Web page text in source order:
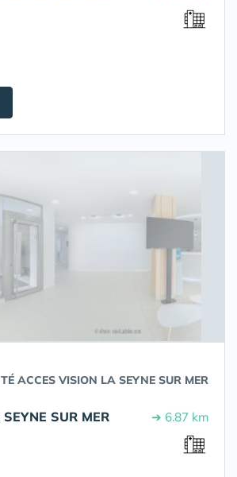
ACCES VISION LA SEYNE SUR MER
SUR MER ➔ 6.87 km